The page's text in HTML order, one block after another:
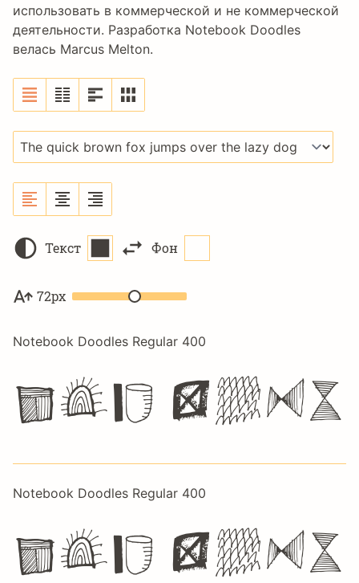
использовать в коммерческой и не коммерческой
деятельности. Разработка Notebook Doodles
велась Marcus Melton.
Текст Фон
72px
Notebook Doodles Regular 400
The
Notebook Doodles Regular 400
The